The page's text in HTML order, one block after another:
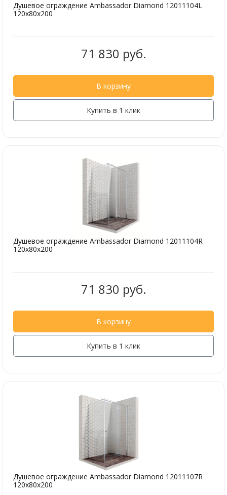
Душевое ограждение Ambassador Diamond 12011104L
120x80x200
71 830 руб.
В корзину
Купить в 1 клик
Душевое ограждение Ambassador Diamond 12011104R
120x80x200
71 830 руб.
В корзину
Купить в 1 клик
Душевое ограждение Ambassador Diamond 12011107R
120x80x200